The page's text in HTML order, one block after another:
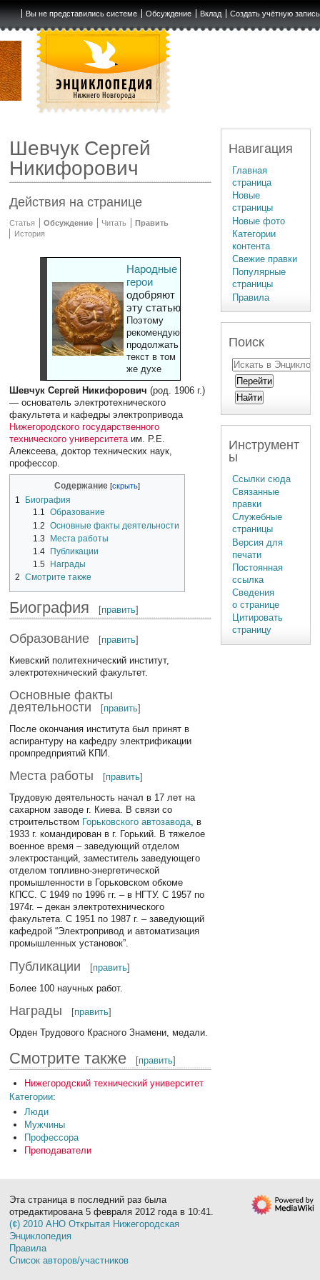
Вы не представились системе Обсуждение Вклад Создать учётную запись
Шевчук Сергей
Никифорович
Действия на странице
Статья Обсуждение Читать
Править
История
Народные
герои
одобряют
эту статью
Поэтому
рекомендуют
продолжать
текст в том
же духе
Шевчук Сергей Никифорович (род. 1906 г.)
— основатель электротехнического
факультета и кафедры электропривода
Нижегородского государственного
технического университетаим. Р.Е.
Алексеева, доктор технических наук,
профессор.
Содержание
1
Биография
1.1 Образование
1.2 Основные факты деятельности
1.3
Места работы
1.4
Публикации
1.5
Награды
2
Смотрите также
Биография [править]
Образование [править]
Киевский политехнический институт,
электротехнический факультет.
Основные факты
деятельности
[править]
После окончания института был принят в
аспирантуру на кафедру электрификации
промпредприятий КПИ.
Места работы [править]
Трудовую деятельность начал в 17 лет на
сахарном заводе г. Киева. В связи со
строительством Горьковского автозавода, в
1933 г. командирован в г. Горький. В тяжелое
военное время – заведующий отделом
электростанций, заместитель заведующего
отделом топливно-энергетической
промышленности в Горьковском обкоме
КПСС. С 1949 по 1996 гг. – в НГТУ. С 1957 по
1974г. – декан электротехнического
факультета. С 1951 по 1987 г. – заведующий
кафедрой “Электропривод и автоматизация
промышленных установок”.
Публикации [править]
Более 100 научных работ.
Награды [править]
Орден Трудового Красного Знамени, медали.
Смотрите также [править]
Нижегородский технический университет
Категории:
Люди
Мужчины
Профессора
Преподаватели
Навигация
Главная
страница
Новые
страницы
Новые фото
Категории
контента
Свежие правки
Популярные
страницы
Правила
Поиск
Инструмент
ы
Ссылки сюда
Связанные
правки
Служебные
страницы
Версия для
печати
Постоянная
ссылка
Сведения
о странице
Цитировать
страницу
Эта страница в последний раз была
отредактирована 5 февраля 2012 года в 10:41.
(¢) 2010 АНО Открытая Нижегородская
Энциклопедия
Правила
Список авторов/участников